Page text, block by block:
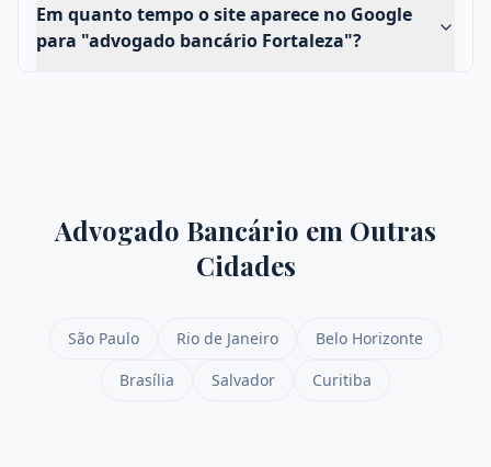
Em quanto tempo o site aparece no Google
para "advogado bancário Fortaleza"?
Advogado Bancário em Outras
Cidades
São Paulo Rio de Janeiro
Belo Horizonte
Brasília
Salvador Curitiba